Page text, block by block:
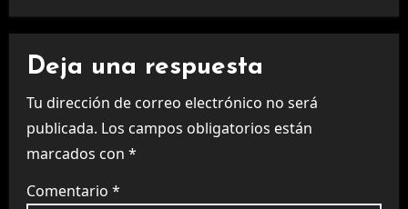
Deja una respuesta
Tu dirección de correo electrónico no será
publicada. Los campos obligatorios están
marcados con *
Comentario *